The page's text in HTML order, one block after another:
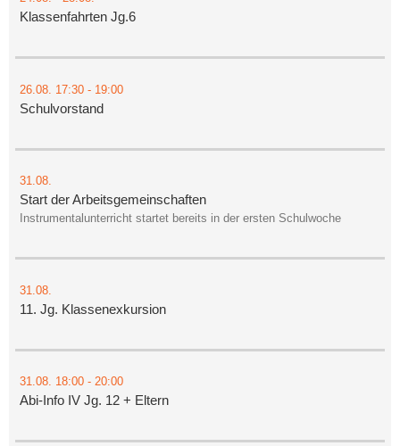
Klassenfahrten Jg.6
26.08. 17:30 - 19:00
Schulvorstand
31.08.
Start der Arbeitsgemeinschaften
Instrumentalunterricht startet bereits in der ersten Schulwoche
31.08.
11. Jg. Klassenexkursion
31.08. 18:00 - 20:00
Abi-Info IV Jg. 12 + Eltern